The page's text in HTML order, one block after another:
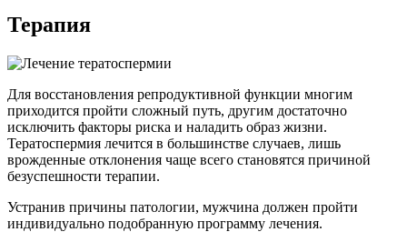
Терапия
Для восстановления репродуктивной функции многим
приходится пройти сложный путь, другим достаточно
исключить факторы риска и наладить образ жизни.
Тератоспермия лечится в большинстве случаев, лишь
врожденные отклонения чаще всего становятся причиной
безуспешности терапии.
Устранив причины патологии, мужчина должен пройти
индивидуально подобранную программу лечения.